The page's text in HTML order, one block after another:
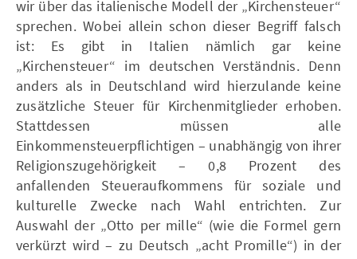
wir über das italienische Modell der „Kirchensteuer“
sprechen. Wobei allein schon dieser Begriff falsch
ist: Es gibt in Italien nämlich gar keine
„Kirchensteuer“ im deutschen Verständnis. Denn
anders als in Deutschland wird hierzulande keine
zusätzliche Steuer für Kirchenmitglieder erhoben.
Stattdessen müssen alle
Einkommensteuerpflichtigen – unabhängig von ihrer
Religionszugehörigkeit – 0,8 Prozent des
anfallenden Steueraufkommens für soziale und
kulturelle Zwecke nach Wahl entrichten. Zur
Auswahl der „Otto per mille“ (wie die Formel gern
verkürzt wird – zu Deutsch „acht Promille“) in der